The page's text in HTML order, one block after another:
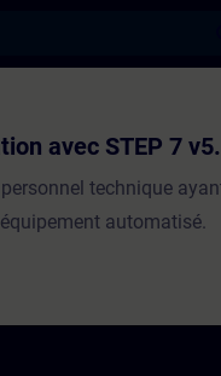
STEP 7 v5.x
avec STEP 7
technique
automatisé.